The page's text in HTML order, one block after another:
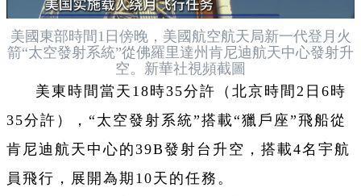
美國東部時間1日傍晚，美國航空航天局新一代登月火
箭“太空發射系統”從佛羅里達州肯尼迪航天中心發射升
空。新華社視頻截圖
美東時間當天18時35分許（北京時間2日6時
35分許），“太空發射系統”搭載“獵戶座”飛船從
肯尼迪航天中心的39B發射台升空，搭載4名宇航
員飛行，展開為期10天的任務。